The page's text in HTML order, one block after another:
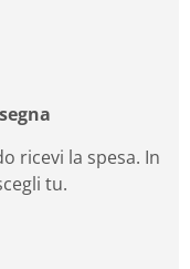
ricevi la spesa. In
tu.